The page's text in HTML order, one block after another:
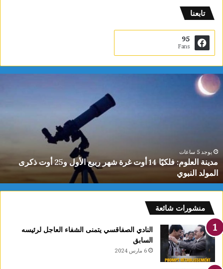
تابعنا
95
Fans
ياسمين
الديماسي
تتوج
تحت
10
سنوات
يوجد 5 ساعات
ياسمين الديماسي تتوج بذهبية البطولة العربية للشطرنج تحت 10
سنوات
منشورات شائعة
النادي الصفاقسي يتمنى الشفاء العاجل لرئيسه
السابق
6 مارس 2024